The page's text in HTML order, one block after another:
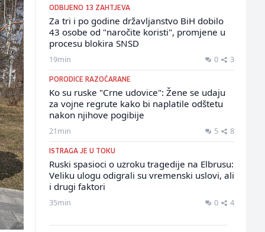
ODBIJENO 13 ZAHTJEVA
Za tri i po godine državljanstvo BiH dobilo
43 osobe od "naročite koristi", promjene u
procesu blokira SNSD
19min 0 3
PORODICE RAZOČARANE
Ko su ruske "Crne udovice": Žene se udaju
za vojne regrute kako bi naplatile odštetu
nakon njihove pogibije
21min 5 8
ISTRAGA JE U TOKU
Ruski spasioci o uzroku tragedije na Elbrusu:
Veliku ulogu odigrali su vremenski uslovi, ali
i drugi faktori
35min 0 4